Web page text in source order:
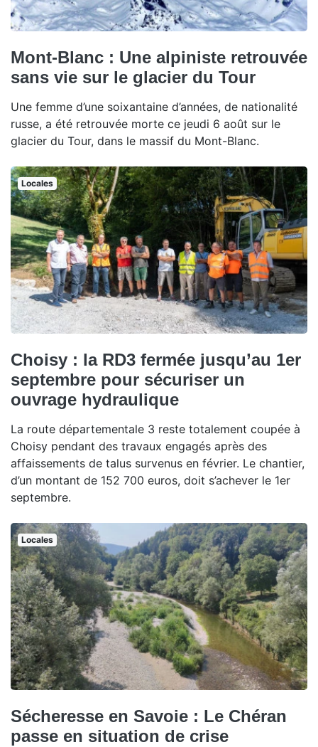
Mont-Blanc : Une alpiniste retrouvée
sans vie sur le glacier du Tour
Une femme d’une soixantaine d’années, de nationalité
russe, a été retrouvée morte ce jeudi 6 août sur le
glacier du Tour, dans le massif du Mont-Blanc.
Locales
Choisy : la RD3 fermée jusqu’au 1er
septembre pour sécuriser un
ouvrage hydraulique
La route départementale 3 reste totalement coupée à
Choisy pendant des travaux engagés après des
affaissements de talus survenus en février. Le chantier,
d’un montant de 152 700 euros, doit s’achever le 1er
septembre.
Locales
Sécheresse en Savoie : Le Chéran
passe en situation de crise